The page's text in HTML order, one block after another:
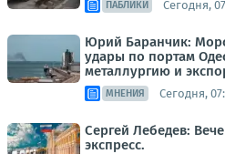
ПАБЛИКИ Сегодня,
Юрий Баранчик:
удары по портам
металлургию и
МНЕНИЯ Сегодня,
Сергей Лебедев:
экспресс.